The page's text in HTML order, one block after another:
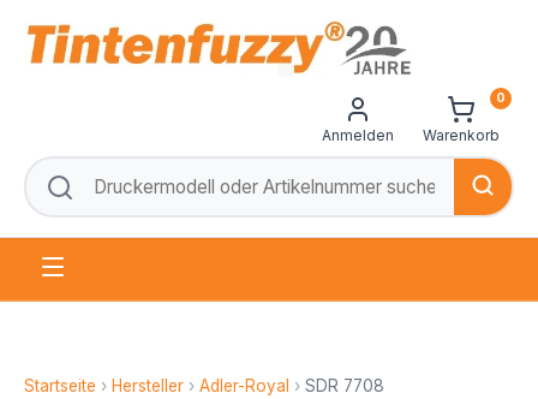
Anmelden Warenkorb
0
Startseite › Hersteller › Adler-Royal › SDR 7708